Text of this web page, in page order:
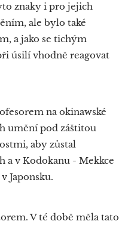
znaky i pro jejich
ale bylo také
a jako se tichým
úsilí vhodně reagovat
na okinawské
umění pod záštitou
aby zůstal
a v Kodokanu - Mekkce
Japonsku.
V té době měla tato